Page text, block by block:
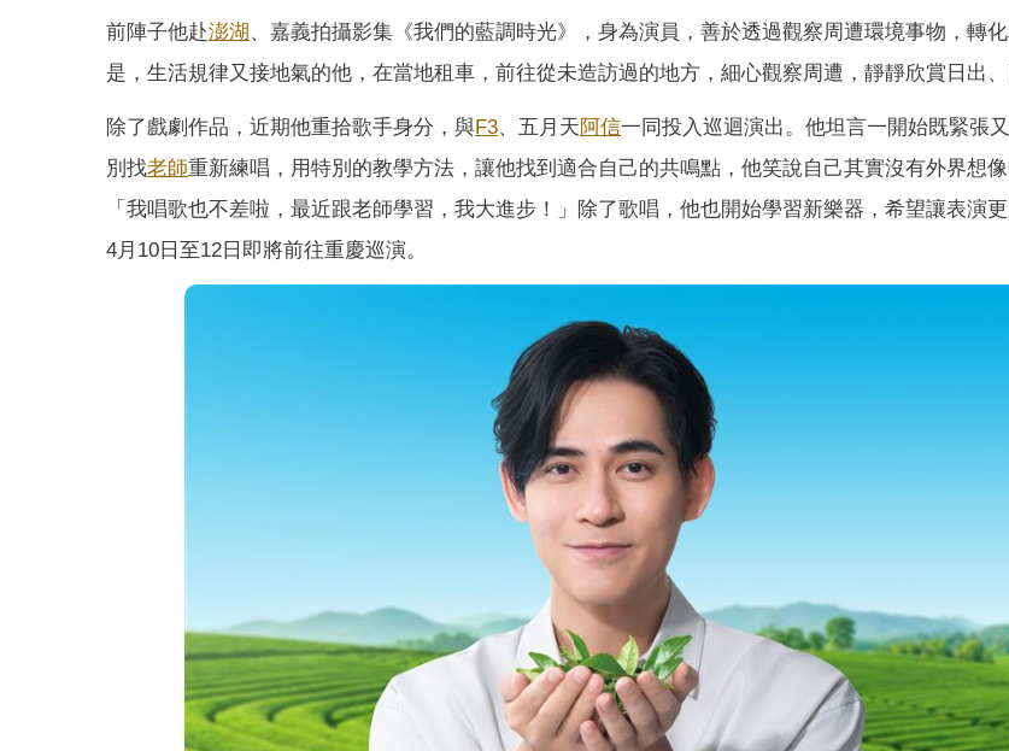
前陣子他赴澎湖、嘉義拍攝影集《我們的藍調時光》，身為演員，善於透過觀察周遭環境事物，轉
是，生活規律又接地氣的他，在當地租車，前往從未造訪過的地方，細心觀察周遭，靜靜欣賞日出、
除了戲劇作品，近期他重拾歌手身分，與F3、五月天阿信一同投入巡迴演出。他坦言一開始既緊張
別找老師重新練唱，用特別的教學方法，讓他找到適合自己的共鳴點，他笑說自己其實沒有外界想像
「我唱歌也不差啦，最近跟老師學習，我大進步！」除了歌唱，他也開始學習新樂器，希望讓表演
4月10日至12日即將前往重慶巡演。